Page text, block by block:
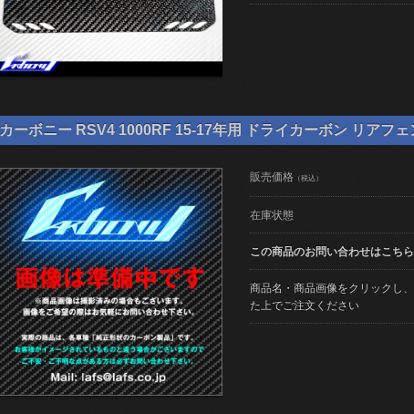
カーボニー RSV4 1000RF 15-17年用 ドライカーボン リアフ
販売価格 （税込）
在庫状態
この商品のお問い合わせはこちら
商品名・商品画像をクリックし
た上でご注文ください